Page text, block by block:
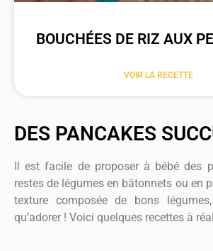
BOUCHÉES DE RIZ AUX
VOIR LA RECETTE
DES PANCAKES
Il est facile de proposer à bébé des
restes de légumes en bâtonnets ou en
texture composée de bons
qu’adorer ! Voici quelques recettes à